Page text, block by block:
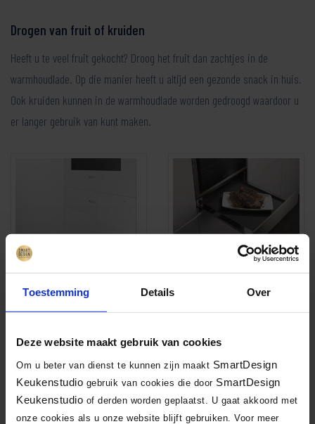
Toestemming Details Over
Deze website maakt gebruik van cookies
Om u beter van dienst te kunnen zijn maakt SmartDesign
Keukenstudio gebruik van cookies die door SmartDesign
Keukenstudio of derden worden geplaatst. U gaat akkoord met
onze cookies als u onze website blijft gebruiken. Voor meer
Drogen van fruit of kruiden
Heeft u te veel fruit gekocht? Droog het fruit dan zachtjes in de
warmhoudlade. Op die manier heeft u altijd een gezonde snack in huis.
Ook kruiden kunnen in de warmhoudlade worden gedroogd waardoor u
er langer gebruik van kunt maken.